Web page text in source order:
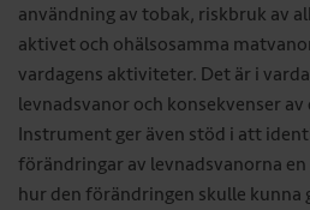
användning av tobak, riskbruk av
aktivet och ohälsosamma
vardagens aktiviteter. Det är i
levnadsvanor och konsekvenser
Instrument ger även stöd i att
förändringar av levnadsvanorna
hur den förändringen skulle kunna